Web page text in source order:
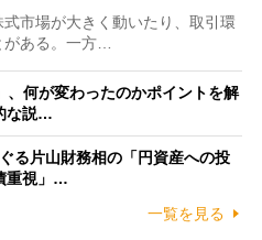
市場が大きく動いたり、取引環
がある。一方…
、何が変わったのかポイントを解
な説…
る片山財務相の「円資産への投
重視」…
一覧を見る